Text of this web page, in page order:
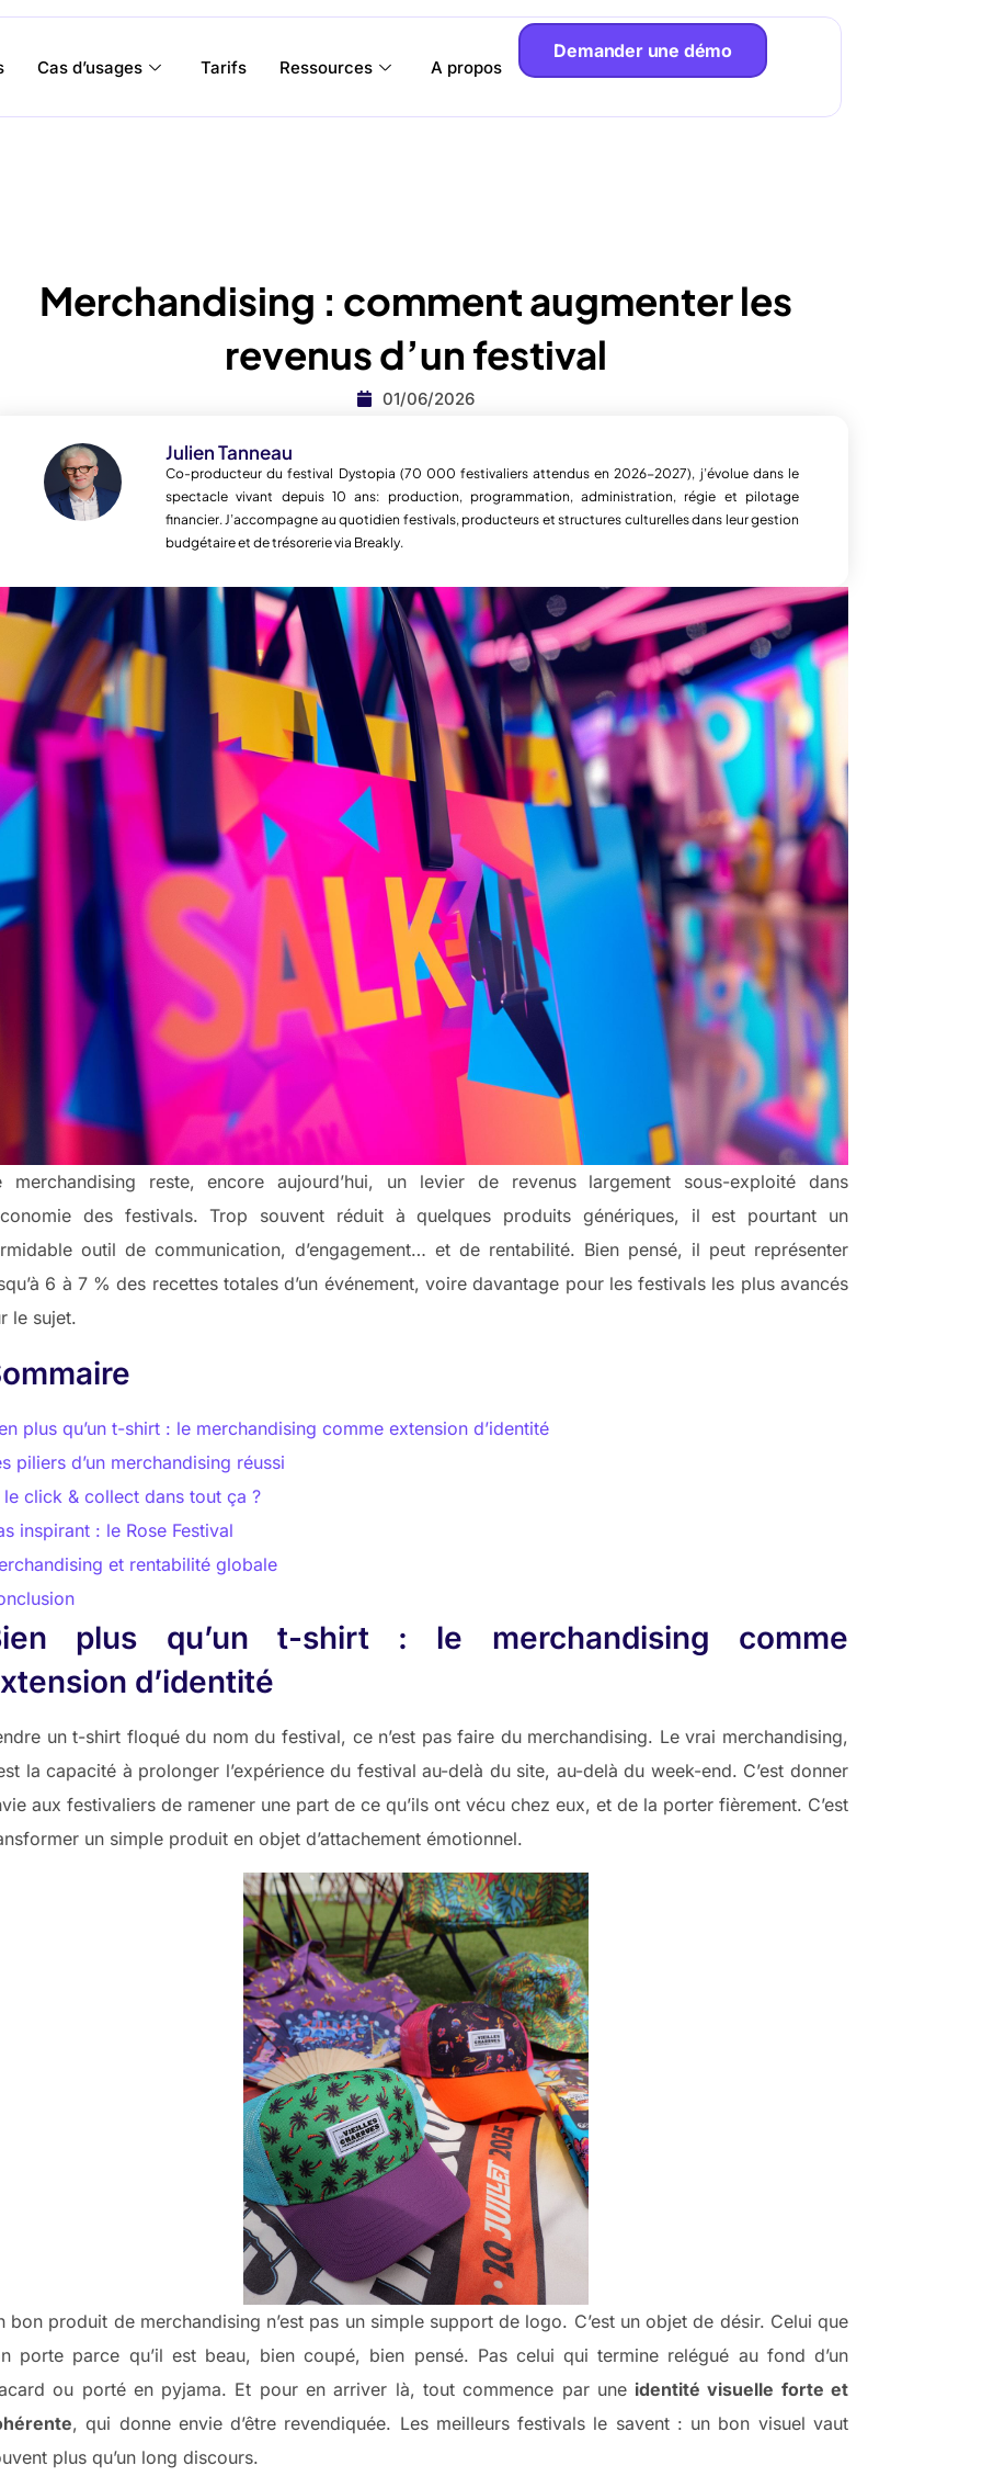
Cas d’usages Tarifs Ressources A propos
Demander une démo
Merchandising : comment augmenter les
revenus d’un festival
01/06/2026
Julien Tanneau
Co-producteur du festival Dystopia (70 000 festivaliers attendus en 2026-2027), j’évolue dans le
spectacle vivant depuis 10 ans: production, programmation, administration, régie et pilotage
financier. J’accompagne au quotidien festivals, producteurs et structures culturelles dans leur gestion
budgétaire et de trésorerie via Breakly.
merchandising reste, encore aujourd’hui, un levier de revenus largement sous-exploité dans
des festivals. Trop souvent réduit à quelques produits génériques, il est pourtant un
outil de communication, d’engagement… et de rentabilité. Bien pensé, il peut représenter
6 à 7 % des recettes totales d’un événement, voire davantage pour les festivals les plus avancés
le sujet.
plus qu’un t-shirt : le merchandising comme extension d’identité
piliers d’un merchandising réussi
le click & collect dans tout ça ?
inspirant : le Rose Festival
et rentabilité globale
plus qu’un t-shirt : le merchandising comme
d’identité
un t-shirt floqué du nom du festival, ce n’est pas faire du merchandising. Le vrai merchandising,
la capacité à prolonger l’expérience du festival au-delà du site, au-delà du week-end. C’est donner
aux festivaliers de ramener une part de ce qu’ils ont vécu chez eux, et de la porter fièrement. C’est
un simple produit en objet d’attachement émotionnel.
bon produit de merchandising n’est pas un simple support de logo. C’est un objet de désir. Celui que
porte parce qu’il est beau, bien coupé, bien pensé. Pas celui qui termine relégué au fond d’un
ou porté en pyjama. Et pour en arriver là, tout commence par une identité visuelle forte et
, qui donne envie d’être revendiquée. Les meilleurs festivals le savent : un bon visuel vaut
plus qu’un long discours.